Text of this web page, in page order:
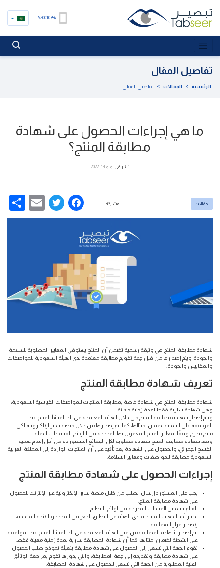
920010756
تفاصيل المقال
الرئيسية > المقالات > تفاصيل المقال
ما هي إجراءات الحصول على شهادة
مطابقة المنتج؟
نشر في يونيو 14, 2022
مقالات مشاركة : Facebook
Twitter
شهادة مطابقة المنتج هي وثيقة رسمية تضمن أن المنتج يستوفي المعايير المطلوبة للسلامة
والجودة، ويتم إصدارها من قبل جهة تقويم مطابقة معتمدة لدى الهيئة السعودية للمواصفات
والمقاييس والجودة.
تعريف شهادة مطابقة المنتج
شهادة مطابقة المنتج هي شهادة خاصة بمطابقة المنتجات للمواصفات القياسية السعودية،
وهي شهادة سارية فقط لمدة زمنية معينة.
ويتم إصدار شهادة مطابقة المنتج من خلال الهيئة المعتمدة في بلد المنشأ للمنتج عند
الموافقة على الشحنة لضمان امتثالها، كما يتم إصدارها من خلال منصة سابر الإلكترونية لكل
منتج مدرج وفقًا لمعايير المنتج المعمول بها المحددة في اللوائح الفنية ذات الصلة.
وتعد شهادة مطابقة المنتج شهادة مطلوبة لكل البضائع المستوردة من أجل إتمام عملية
الفسح الجمركي، والحصول على الشهادة يعد تأكيد على أن المنتجات الواردة إلى المملكة العربية
السعودية مطابقة للمواصفات ومعايير السلامة.
إجراءات الحصول على شهادة مطابقة المنتج
يجب على المستورد إرسال الطلب من خلال منصة سابر الإلكترونية عبر الإنترنت للحصول
على شهادة مطابقة المنتج.
القيام بتسجيل المنتجات المدرجة في لوائح التنظيم.
اختيار أحد الجهات المسجلة لدى الهيئة في النطاق الجغرافي المحدد واللائحة المحددة،
لإصدار قرار المطابقة.
يتم إصدار شهادة المطابقة من قبل الهيئة المعتمدة في بلد المنشأ للمنتج عند الموافقة
على الشحنة لضمان امتثالها، كما أن شهادة المطابقة سارية لمدة زمنية معينة فقط.
تقوم الجهة التي تسعى إلى الحصول على شهادة مطابقة بتعبئة نموذج طلب الحصول
على شهادة مطابقة وتقديمه إلى جهة المطابقة، والتي بدورها تقوم بمراجعة الوثائق
الفنية المطلوبة من الجهة التي تسعى للحصول على شهادة المطابقة.